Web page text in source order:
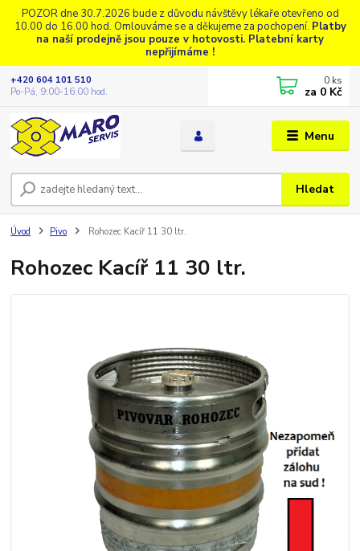
POZOR dne 30.7.2026 bude z důvodu návštěvy lékaře otevřeno od
10.00 do 16.00 hod. Omlouváme se a děkujeme za pochopení. Platby
na naší prodejně jsou pouze v hotovosti. Platební karty
nepřijímáme !
Menu
Hledat
+420 604 101 510
Po-Pá, 9:00-16:00 hod.
0 ks
za 0 Kč
Úvod Pivo Rohozec Kacíř 11 30 ltr.
Rohozec Kacíř 11 30 ltr.